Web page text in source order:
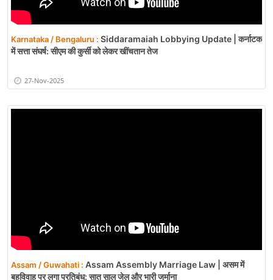
Karnataka / Bengaluru : Siddaramaiah Lobbying Update | कर्नाटक
में सत्ता संघर्ष: सीएम की कुर्सी को लेकर खींचतान तेज
27-Nov-2025
Assam / Guwahati : Assam Assembly Marriage Law | असम में
बहुविवाह पर लगा प्रतिबंध: सात साल जेल और भारी जुर्माना